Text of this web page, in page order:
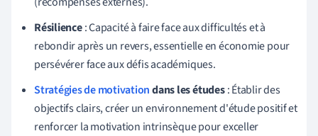
Résilience: Capacité à faire face aux difficultés et à
rebondir après un revers, essentielle en économie pour
persévérer face aux défis académiques.
Stratégies de motivationdans les études: Établir des
objectifs clairs, créer un environnement d'étude positif et
renforcer la motivation intrinsèque pour exceller